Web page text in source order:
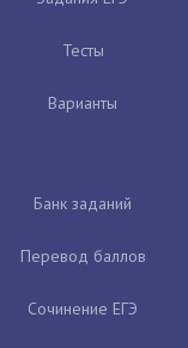
Тесты
Варианты
Банк заданий
Перевод баллов
Сочинение ЕГЭ